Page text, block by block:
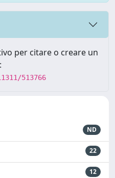
per citare o creare un
513766
ND
22
12